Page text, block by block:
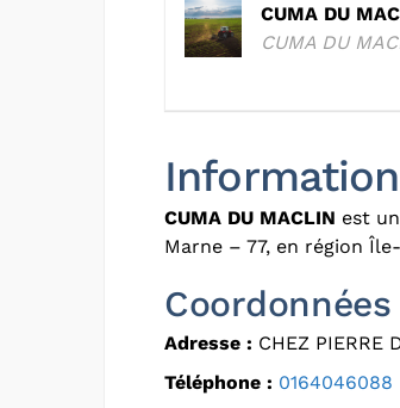
CUMA DU
CUMA DU
CUMA DU MACLIN est
Marne – 77, en région
Coordonnées
Adresse : CHEZ PIERRE
Téléphone : 0164046088